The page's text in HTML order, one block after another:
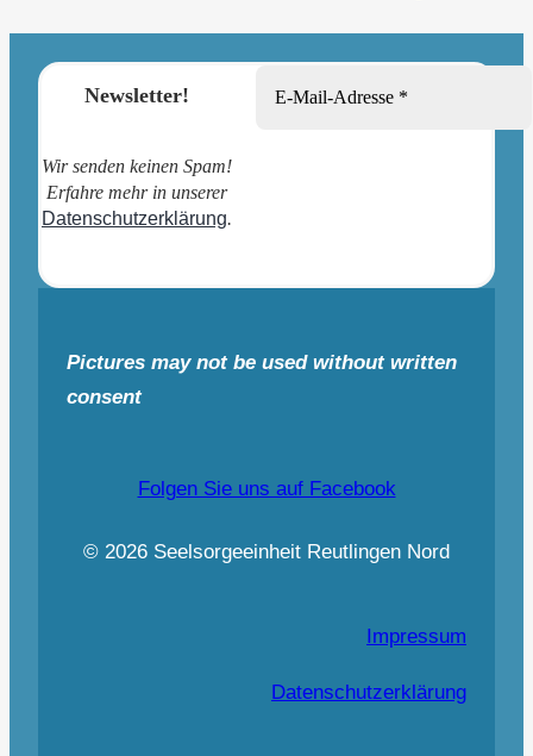
Newsletter!
Wir senden keinen Spam!
Erfahre mehr in unserer
Datenschutzerklärung.
Pictures may not be used without written
consent
Folgen Sie uns auf Facebook
© 2026 Seelsorgeeinheit Reutlingen Nord
Impressum
Datenschutzerklärung